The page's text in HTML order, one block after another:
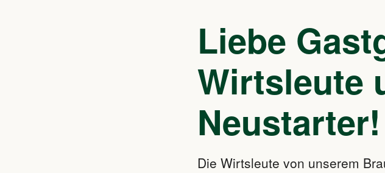
Liebe
Wirtsleute
Neustarter!
Die Wirtsleute von unserem